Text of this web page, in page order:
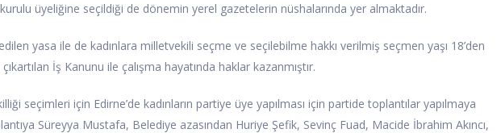
kurulu üyeliğine seçildiği de dönemin yerel gazetelerin nüshalarında yer almaktadır.
yasa ile de kadınlara milletvekili seçme ve seçilebilme hakkı verilmiş seçmen yaşı 18’den
çıkartılan İş Kanunu ile çalışma hayatında haklar kazanmıştır.
seçimleri için Edirne’de kadınların partiye üye yapılması için partide toplantılar yapılmaya
Süreyya Mustafa, Belediye azasından Huriye Şefik, Sevinç Fuad, Macide İbrahim Akıncı,